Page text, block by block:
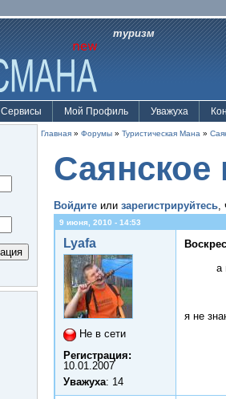
туризм
Сервисы Мой Профиль Уважуха
Главная » Форумы » Туристическая Мана »
Саянское
Войдите или зарегистрируйтесь,
9 июня, 2010 - 14:53
Lyafa
Не в сети
Регистрация:
10.01.2007
Уважуха: 14
а
я не